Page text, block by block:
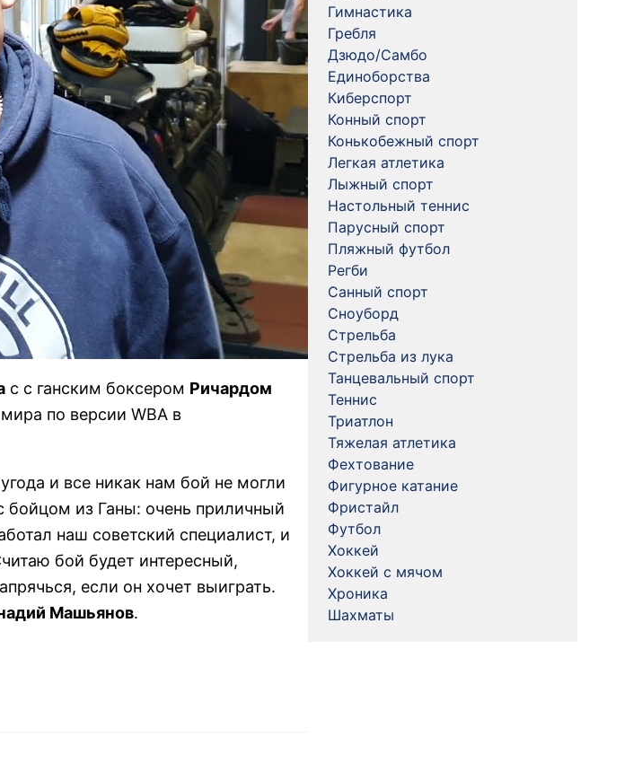
с с ганским боксером Ричардом
по версии WBA в
и все никак нам бой не могли
бойцом из Ганы: очень приличный
наш советский специалист, и
бой будет интересный,
если он хочет выиграть.
Машьянов.
Гимнастика
Гребля
Дзюдо/Самбо
Единоборства
Киберспорт
Конный спорт
Конькобежный спорт
Легкая атлетика
Лыжный спорт
Настольный теннис
Парусный спорт
Пляжный футбол
Регби
Санный спорт
Сноуборд
Стрельба
Стрельба из лука
Танцевальный спорт
Теннис
Триатлон
Тяжелая атлетика
Фехтование
Фигурное катание
Фристайл
Футбол
Хоккей
Хоккей с мячом
Хроника
Шахматы